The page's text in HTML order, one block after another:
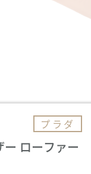
プラダ
ローファー